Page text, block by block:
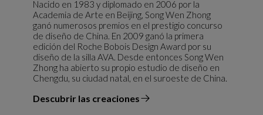
Nacido en 1983 y diplomado en 2006 por la
Academia de Arte en Beijing, Song Wen Zhong
ganó numerosos premios en el prestigio concurso
de diseño de China. En 2009 ganó la primera
edición del Roche Bobois Design Award por su
diseño de la silla AVA. Desde entonces Song Wen
Zhong ha abierto su propio estudio de diseño en
Chengdu, su ciudad natal, en el suroeste de China.
Descubrir las creaciones
el diseñador